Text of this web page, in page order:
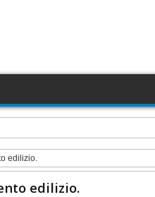
edilizio.
edilizio.